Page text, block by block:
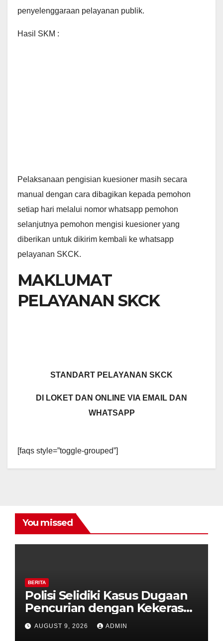
penyelenggaraan pelayanan publik.
Hasil SKM :
Pelaksanaan pengisian kuesioner masih secara
manual dengan cara dibagikan kepada pemohon
setiap hari melalui nomor whatsapp pemohon
selanjutnya pemohon mengisi kuesioner yang
diberikan untuk dikirim kembali ke whatsapp
pelayanan SKCK.
MAKLUMAT
PELAYANAN SKCK
STANDART PELAYANAN SKCK
DI LOKET DAN ONLINE VIA EMAIL DAN
WHATSAPP
[faqs style=”toggle-grouped”]
You missed
BERITA
Polisi Selidiki Kasus Dugaan
Pencurian dengan Kekerasan
di Counter HP Royal Phone
Ambarawa.
AUGUST 9, 2026 ADMIN